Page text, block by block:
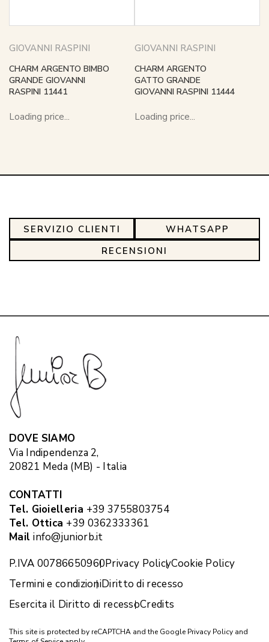
GIOVANNI RASPINI
CHARM ARGENTO BIMBO
GRANDE GIOVANNI
RASPINI 11441
Loading price...
GIOVANNI RASPINI
CHARM ARGENTO
GATTO GRANDE
GIOVANNI RASPINI 11444
Loading price...
SERVIZIO CLIENTI
WHATSAPP
RECENSIONI
DOVE SIAMO
Via Indipendenza 2,
20821 Meda (MB) - Italia
CONTATTI
Tel. Gioielleria +39 3755803754
Tel. Ottica +39 0362333361
Mail info@juniorb.it
P.IVA 00786650960Privacy PolicyCookie Policy
Termini e condizioniDiritto di recesso
Esercita il Diritto di recessoCredits
This site is protected by reCAPTCHA and the Google Privacy Policy and